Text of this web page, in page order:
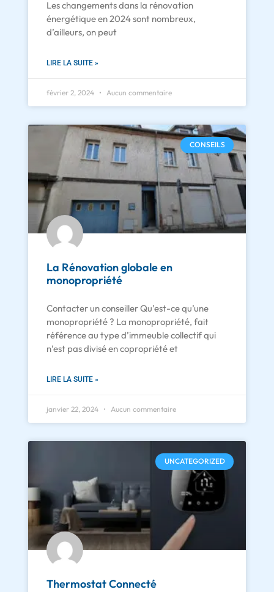
Les changements dans la rénovation
énergétique en 2024 sont nombreux,
d’ailleurs, on peut
LIRE LA SUITE »
février 2, 2024 Aucun commentaire
CONSEILS
La Rénovation globale en
monopropriété
Contacter un conseiller Qu’est-ce qu’une
monopropriété ? La monopropriété, fait
référence au type d’immeuble collectif qui
n’est pas divisé en copropriété et
LIRE LA SUITE »
janvier 22, 2024 Aucun commentaire
UNCATEGORIZED
Thermostat Connecté